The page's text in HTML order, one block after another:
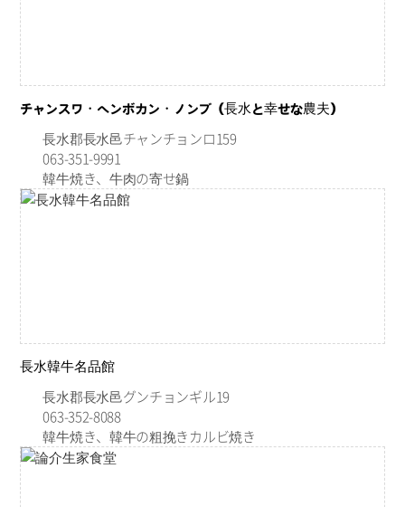
チャンスワ・ヘンボカン・ノンブ（長水と幸せな農夫）
長水郡長水邑チャンチョンロ159
063-351-9991
韓牛焼き、牛肉の寄せ鍋
長水韓牛名品館
長水郡長水邑グンチョンギル19
063-352-8088
韓牛焼き、韓牛の粗挽きカルビ焼き